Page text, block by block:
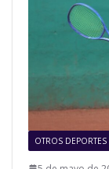
OTROS DEPORTES